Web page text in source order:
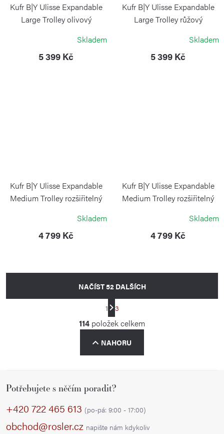
Kufr B|Y Ulisse Expandable
Large Trolley olivový
Skladem
5 399 Kč
Kufr B|Y Ulisse Expandable
Large Trolley růžový
Skladem
5 399 Kč
Kufr B|Y Ulisse Expandable
Medium Trolley rozšiřitelný
Skladem
4 799 Kč
Kufr B|Y Ulisse Expandable
Medium Trolley rozšiřitelný
Skladem
4 799 Kč
O
v
l
á
a
í
p
NAČÍST 52 DALŠÍCH
S
t
r
á
v
n
1 3
114 položek celkem
NAHORU
Potřebujete s něčím poradit?
+420 722 465 613 (po-pá: 9:00 - 17:00)
obchod@rosler.cz napište nám kdykoliv